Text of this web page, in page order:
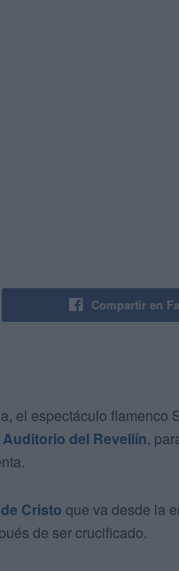
Compartir en
el espectáculo flamenco
Auditorio del Revellín,
Cristo que va desde la
de ser crucificado.